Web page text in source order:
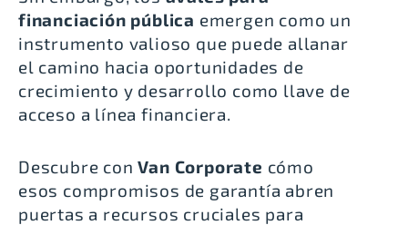
financiación pública emergen como un
instrumento valioso que puede allanar
el camino hacia oportunidades de
crecimiento y desarrollo como llave de
acceso a línea financiera.
Descubre conVan Corporate cómo
esos compromisos de garantía abren
puertas a recursos cruciales para